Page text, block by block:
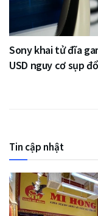
Sony khai tử đĩa
USD nguy cơ sụp đổ
Tin cập nhật